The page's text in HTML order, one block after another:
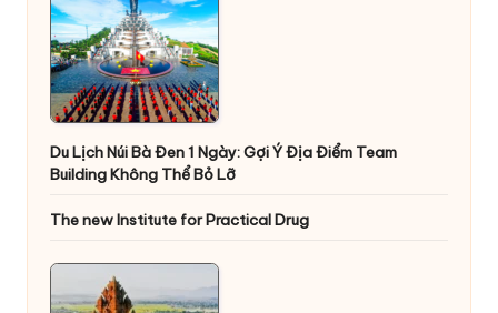
Du Lịch Núi Bà Đen 1 Ngày: Gợi Ý Địa Điểm Team
Building Không Thể Bỏ Lỡ
The new Institute for Practical Drug